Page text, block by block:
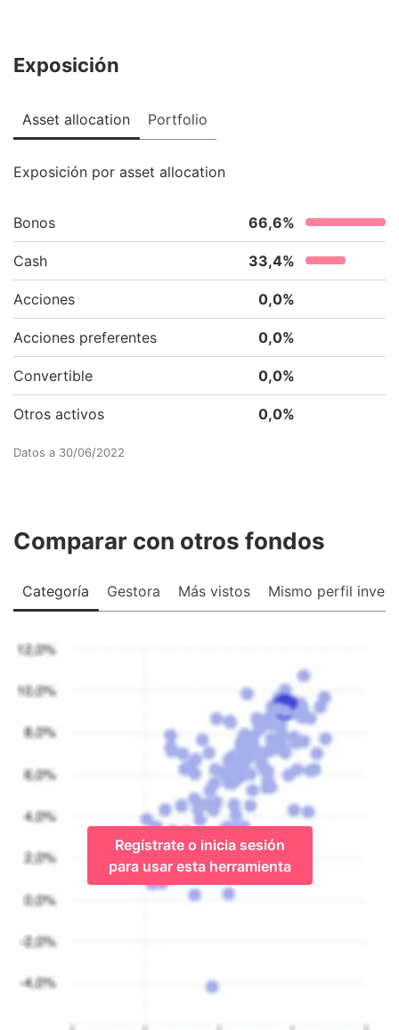
Exposición
Asset allocation Portfolio
Exposición por asset allocation
Bonos 66,6%
Cash 33,4%
Acciones 0,0%
Acciones preferentes 0,0%
Convertible 0,0%
Otros activos 0,0%
Datos a 30/06/2022
Comparar con otros fondos
Categoría Gestora Más vistos Mismo perfil
Regístrate o inicia sesión
para usar esta herramienta